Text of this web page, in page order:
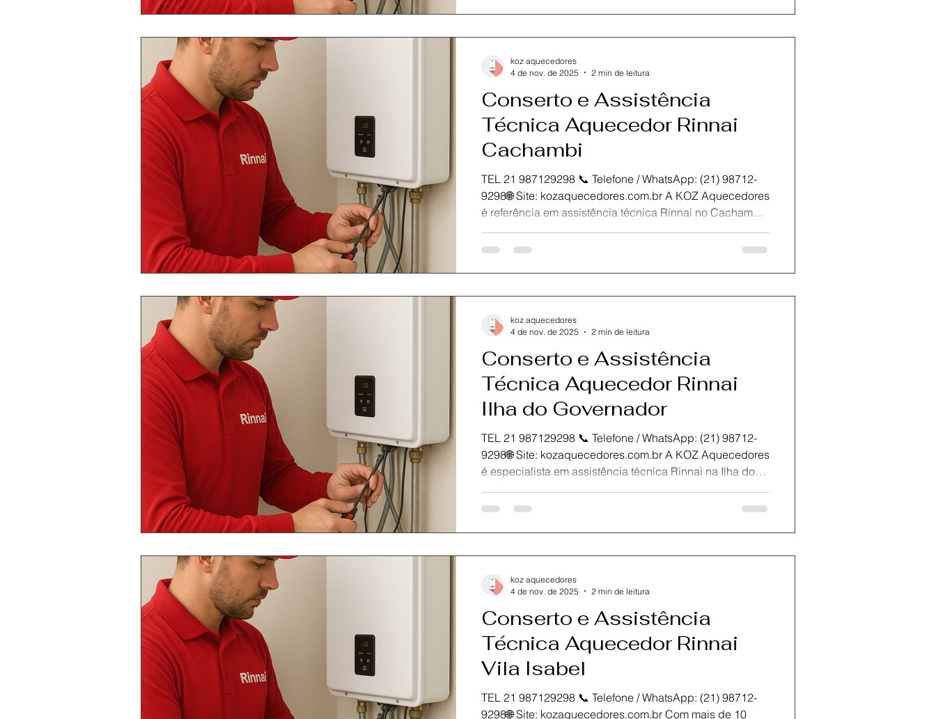
qualificados. Atuamos com rapidez e segurança,
Rinnai para re
Conserto e Assistência
Técnica Aquecedor Rinnai
Cachambi
TEL 21 987129298 📞 Telefone / WhatsApp: (21) 98712-
9298🌐 Site: kozaquecedores.com.br A KOZ Aquecedores
é referência em assistência técnica Rinnai no Cachambi
certificados e mais de 10 anos de experiência,
segurança.Trabalhamos apenas com peças originais
perfeito do
koz aquecedores
4 de nov. de 2025
2 min de leitura
Conserto e Assistência
Técnica Aquecedor Rinnai
Ilha do Governador
TEL 21 987129298 📞 Telefone / WhatsApp: (21) 98712-
9298🌐 Site: kozaquecedores.com.br A KOZ Aquecedores
é especialista em assistência técnica Rinnai na Ilha do
manutenção de aquecedores a gás com rapidez,
aquecer, conte com nossos técnicos certificados e
mais de 10 ano
koz aquecedores
4 de nov. de 2025
2 min de leitura
Conserto e Assistência
Técnica Aquecedor Rinnai
Vila Isabel
TEL 21 987129298 📞 Telefone / WhatsApp: (21) 98712-
9298🌐 Site: kozaquecedores.com.br Com mais de 10
koz aquecedores
4 de nov. de 2025
2 min de leitura